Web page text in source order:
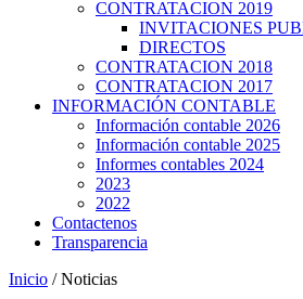
CONTRATACION 2019
INVITACIONES
DIRECTOS
CONTRATACION 2018
CONTRATACION 2017
INFORMACIÓN CONTABLE
Información contable 2026
Información contable 2025
Informes contables 2024
2023
2022
Contactenos
Transparencia
Inicio / Noticias